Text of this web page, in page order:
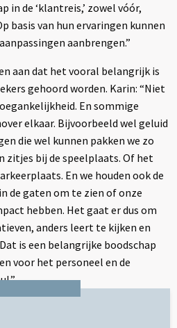
in de ‘klantreis,’ zowel vóór,
basis van hun ervaringen kunnen
aanbrengen.”
aan dat het vooral belangrijk is
gehoord worden. Karin: “Niet
En sommige
elkaar. Bijvoorbeeld wel geluid
die wel kunnen pakken we zo
zitjes bij de speelplaats. Of het
En we houden ook de
de gaten om te zien of onze
hebben. Het gaat er dus om
anders leert te kijken en
is een belangrijke boodschap
voor het personeel en de